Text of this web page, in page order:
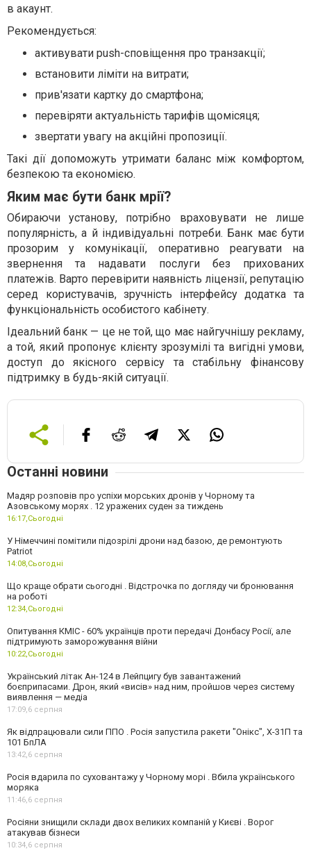
в акаунт.
Рекомендується:
активувати push-сповіщення про транзакції;
встановити ліміти на витрати;
прив'язати картку до смартфона;
перевіряти актуальність тарифів щомісяця;
звертати увагу на акційні пропозиції.
Такі дії допоможуть утримати баланс між комфортом,
безпекою та економією.
Яким має бути банк мрії?
Обираючи установу, потрібно враховувати не лише
популярність, а й індивідуальні потреби. Банк має бути
прозорим у комунікації, оперативно реагувати на
звернення та надавати послуги без прихованих
платежів. Варто перевірити наявність ліцензії, репутацію
серед користувачів, зручність інтерфейсу додатка та
функціональність особистого кабінету.
Ідеальний банк — це не той, що має найгучнішу рекламу,
а той, який пропонує клієнту зрозумілі та вигідні умови,
доступ до якісного сервісу та стабільну фінансову
підтримку в будь-якій ситуації.
Останні новини
Мадяр розповів про успіхи морських дронів у Чорному та
Азовському морях . 12 уражених суден за тиждень
16:17,Сьогодні
У Німеччині помітили підозрілі дрони над базою, де ремонтують
Patriot
14:08,Сьогодні
Що краще обрати сьогодні . Відстрочка по догляду чи бронювання
на роботі
12:34,Сьогодні
Опитування КМІС - 60% українців проти передачі Донбасу Росії, але
підтримують заморожування війни
10:22,Сьогодні
Український літак Ан-124 в Лейпцигу був завантажений
боєприпасами. Дрон, який «висів» над ним, пройшов через систему
виявлення — медіа
17:09,6 серпня
Як відпрацювали сили ППО . Росія запустила ракети "Онікс", Х-31П та
101 БпЛА
13:42,6 серпня
Росія вдарила по суховантажу у Чорному морі . Вбила українського
моряка
11:46,6 серпня
Росіяни знищили склади двох великих компаній у Києві . Ворог
атакував бізнеси
10:34,6 серпня